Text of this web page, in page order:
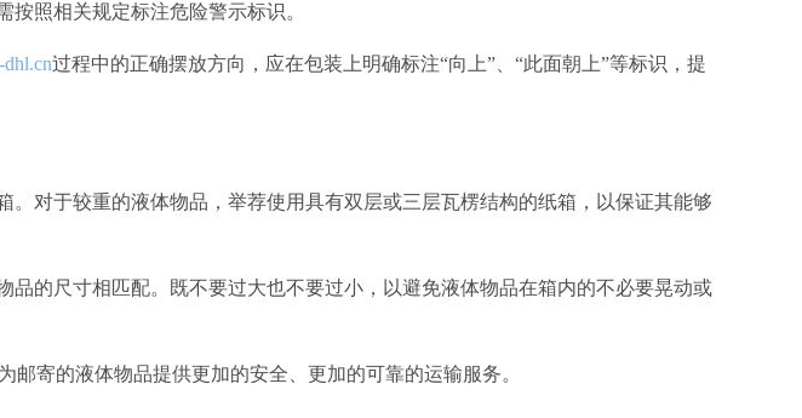
照相关规定标注危险警示标识。
过程中的正确摆放方向，应在包装上明确标注“向上”、“此面朝上”等标识，提
。对于较重的液体物品，举荐使用具有双层或三层瓦楞结构的纸箱，以保证其能够
品的尺寸相匹配。既不要过大也不要过小，以避免液体物品在箱内的不必要晃动或
寄的液体物品提供更加的安全、更加的可靠的运输服务。